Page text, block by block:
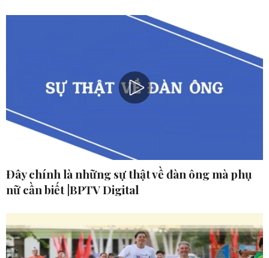
Đây chính là những sự thật về đàn ông mà phụ
nữ cần biết |BPTV Digital